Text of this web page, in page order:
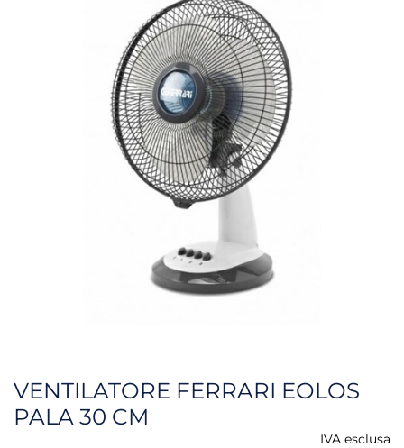
VENTILATORE FERRARI EOLOS
PALA 30 CM
IVA esclusa